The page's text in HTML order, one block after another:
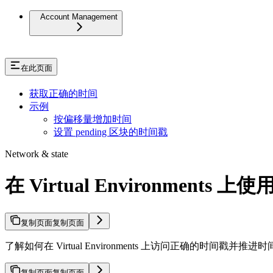
Account Management
在此页面
获取正确的时间
示例
按偏移量增加时间
设置 pending 区块的时间戳
Network & state
在 Virtual Environments 上使
复制页面复制页面
了解如何在 Virtual Environments 上访问正确的时间戳并推进时